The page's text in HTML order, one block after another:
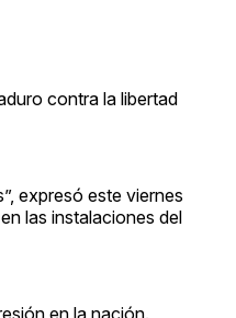
contra la libertad
expresó este viernes
las instalaciones del
en la nación.